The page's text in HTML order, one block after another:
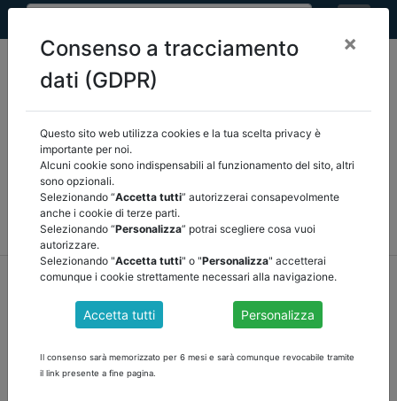
Seleziona una categoria:
COMUNICAZIONI
RASSEGNA STAMPA VEDI TUTTE
home notizie comunicazioni/torna indietro
LASCIO ELETTO PRESIDENTE
Consenso a tracciamento
dati (GDPR)
×
Questo sito web utilizza cookies e la tua scelta privacy è
importante per noi.
Alcuni cookie sono indispensabili al funzionamento del sito, altri
sono opzionali.
Selezionando “Accetta tutti” autorizzerai consapevolmente
anche i cookie di terze parti.
Selezionando “Personalizza” potrai scegliere cosa vuoi
autorizzare.
Selezionando "Accetta tutti" o "Personalizza" accetterai
comunque i cookie strettamente necessari alla navigazione.
Accetta tutti Personalizza
Il consenso sarà memorizzato per 6 mesi e sarà comunque revocabile tramite
il link presente a fine pagina.